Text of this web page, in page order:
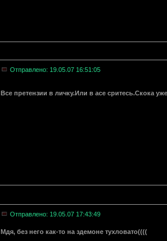
Отправлено: 19.05.07 16:51:05
Все претензии в личку.Или в асе сритесь.Скока
Отправлено: 19.05.07 17:43:49
Мдя, без него как-то на здемоне тухловато((((